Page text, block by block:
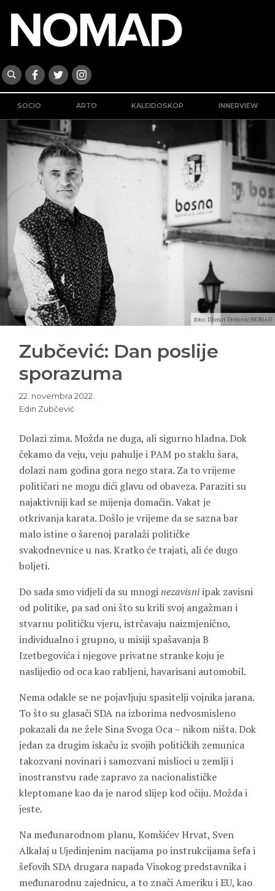
SOCIO ARTO KALEIDOSKOP INNERVIEW
foto: Dženat Dreković/NOMAD
Zubčević: Dan poslije
sporazuma
22. novembra 2022.
Edin Zubčević
Dolazi zima. Možda ne duga, ali sigurno hladna. Dok
čekamo da veju, veju pahulje i PAM po staklu šara,
dolazi nam godina gora nego stara. Za to vrijeme
političari ne mogu dići glavu od obaveza. Paraziti su
najaktivniji kad se mijenja domaćin. Vakat je
otkrivanja karata. Došlo je vrijeme da se sazna bar
malo istine o šarenoj paralaži političke
svakodnevnice u nas. Kratko će trajati, ali će dugo
boljeti.
Do sada smo vidjeli da su mnoginezavisniipak zavisni
od politike, pa sad oni što su krili svoj angažman i
stvarnu političku vjeru, istrčavaju naizmjenično,
individualno i grupno, u misiji spašavanja B
Izetbegovića i njegove privatne stranke koju je
naslijedio od oca kao rabljeni, havarisani automobil.
Nema odakle se ne pojavljuju spasitelji vojnika jarana.
To što su glasači SDA na izborima nedvosmisleno
pokazali da ne žele Sina Svoga Oca – nikom ništa. Dok
jedan za drugim iskaču iz svojih političkih zemunica
takozvani novinari i samozvani mislioci u zemlji i
inostranstvu rade zapravo za nacionalističke
kleptomane kao da je narod slijep kod očiju. Možda i
jeste.
Na međunarodnom planu, Komšićev Hrvat, Sven
Alkalaj u Ujedinjenim nacijama po instrukcijama šefa i
šefovih SDA drugara napada Visokog predstavnika i
međunarodnu zajednicu, a to znači Ameriku i EU, kao